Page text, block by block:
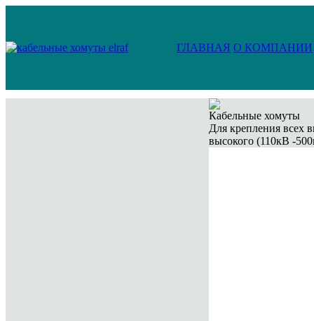
ГЛАВНАЯ О КОМПАНИИ
Кабельные хомуты
Для крепления всех
высокого (110кВ -